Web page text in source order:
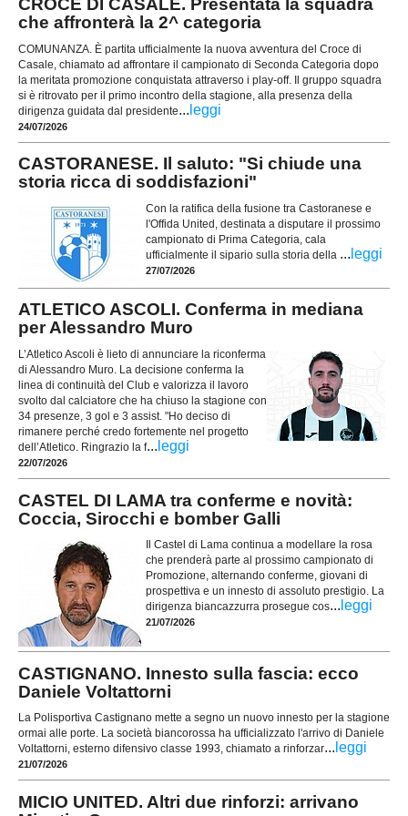
CROCE DI CASALE. Presentata la squadra
che affronterà la 2^ categoria
COMUNANZA. È partita ufficialmente la nuova avventura del Croce di
Casale, chiamato ad affrontare il campionato di Seconda Categoria dopo
la meritata promozione conquistata attraverso i play-off. Il gruppo squadra
si è ritrovato per il primo incontro della stagione, alla presenza della
dirigenza guidata dal presidente... leggi
24/07/2026
CASTORANESE. Il saluto: "Si chiude una
storia ricca di soddisfazioni"
Con la ratifica della fusione tra Castoranese e
l'Offida United, destinata a disputare il prossimo
campionato di Prima Categoria, cala
ufficialmente il sipario sulla storia della ... leggi
27/07/2026
ATLETICO ASCOLI. Conferma in mediana
per Alessandro Muro
L’Atletico Ascoli è lieto di annunciare la riconferma
di Alessandro Muro. La decisione conferma la
linea di continuità del Club e valorizza il lavoro
svolto dal calciatore che ha chiuso la stagione con
34 presenze, 3 gol e 3 assist. "Ho deciso di
rimanere perché credo fortemente nel progetto
dell’Atletico. Ringrazio la f... leggi
22/07/2026
CASTEL DI LAMA tra conferme e novità:
Coccia, Sirocchi e bomber Galli
Il Castel di Lama continua a modellare la rosa
che prenderà parte al prossimo campionato di
Promozione, alternando conferme, giovani di
prospettiva e un innesto di assoluto prestigio. La
dirigenza biancazzurra prosegue cos... leggi
21/07/2026
CASTIGNANO. Innesto sulla fascia: ecco
Daniele Voltattorni
La Polisportiva Castignano mette a segno un nuovo innesto per la stagione
ormai alle porte. La società biancorossa ha ufficializzato l'arrivo di Daniele
Voltattorni, esterno difensivo classe 1993, chiamato a rinforzar... leggi
21/07/2026
MICIO UNITED. Altri due rinforzi: arrivano